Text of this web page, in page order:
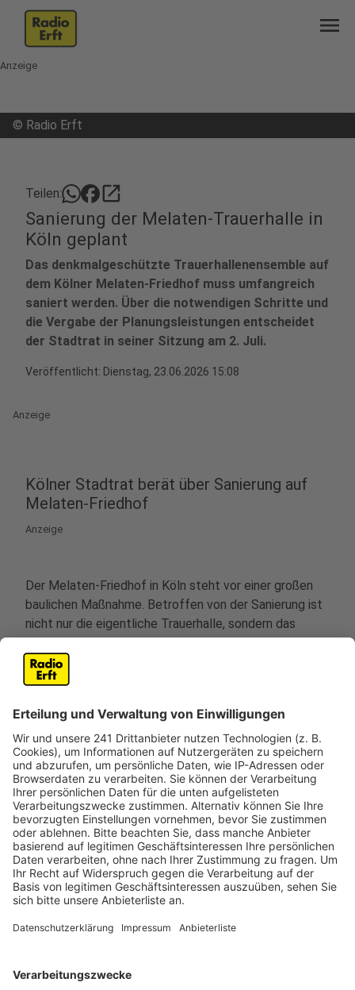
menu
Anzeige
© Radio Erft
Teilen: open_in_new
Sanierung der Melaten-Trauerhalle in
Köln geplant
Das denkmalgeschützte Trauerhallenensemble auf
dem Kölner Melaten-Friedhof muss umfangreich
saniert werden. Über die notwendigen Schritte und
die Vergabe der Planungsleistungen entscheidet
der Stadtrat in seiner Sitzung am 2. Juli.
Veröffentlicht: Dienstag, 23.06.2026 15:08
Anzeige
Kölner Stadtrat berät über Sanierung auf
Melaten-Friedhof
Anzeige
Der Melaten-Friedhof in Köln steht vor einer großen
baulichen Maßnahme. Betroffen von der Sanierung ist
nicht nur die eigentliche Trauerhalle, sondern das
gesamte denkmalgeschützte Ensemble. Dazu gehören
mehrere Nebengebäude sowie die Außenanlagen des
historischen Geländes. Sogar die öffentlichen
grundlegend modernisiert werden. Der bauliche
Zustand der Gebäude macht diese umfassenden
Schritte laut Stadtverwaltung notwendig.
Am 2. Juli befasst sich der Kölner Stadtrat mit dem
Großprojekt auf dem Friedhofsgelände. Ein zentraler
Punkt der Entscheidung ist die Einleitung der Vergabe
an einen sogenannten Totalunternehmer. Allein für die
Honorare von Planern und Sachverständigen zur
Vorbereitung sind bereits über 600.000 Euro
veranschlagt. Diese Summe dient der detaillierten
Vorplanung für die eigentliche Sanierung des Geländes.
Diese finden bis zur geplanten Wiedereröffnung